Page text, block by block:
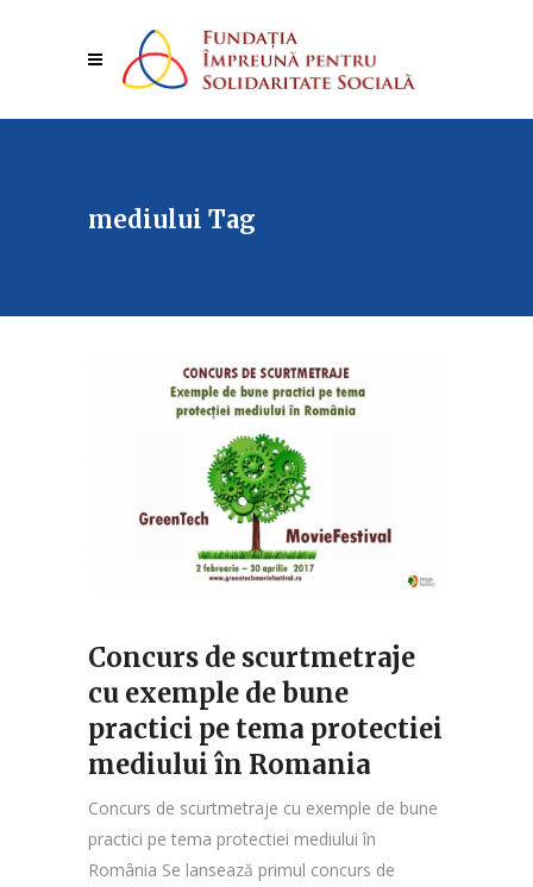
mediului Tag
Concurs de scurtmetraje
cu exemple de bune
practici pe tema protectiei
mediului în Romania
Concurs de scurtmetraje cu exemple de bune
practici pe tema protectiei mediului în
România Se lansează primul concurs de